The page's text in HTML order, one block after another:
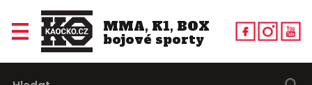
MMA, K1, BOX
bojové sporty